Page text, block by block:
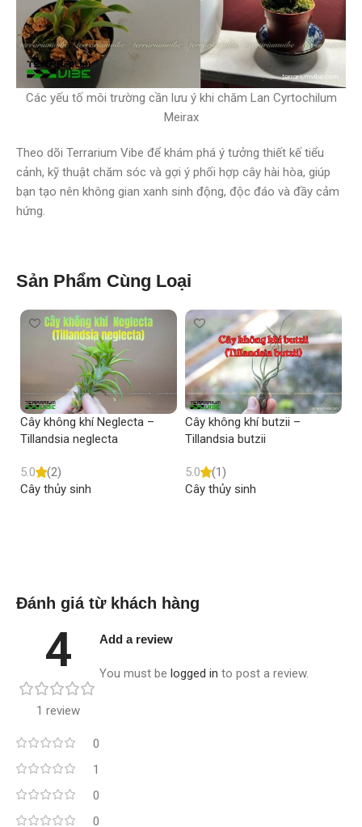
Các yếu tố môi trường cần lưu ý khi chăm Lan Cyrtochilum
Meirax
Theo dõi Terrarium Vibe để khám phá ý tưởng thiết kế tiểu
cảnh, kỹ thuật chăm sóc và gợi ý phối hợp cây hài hòa, giúp
bạn tạo nên không gian xanh sinh động, độc đáo và đầy cảm
hứng.
Sản Phẩm Cùng Loại
Cây không khí Neglecta –
Tillandsia neglecta
5.0
(2)
Cây thủy sinh
Cây không khí butzii –
Tillandsia butzii
5.0
(1)
Cây thủy sinh
Đánh giá từ khách hàng
4
1 review
0
1
0
0
Add a review
You must be logged in to post a review.